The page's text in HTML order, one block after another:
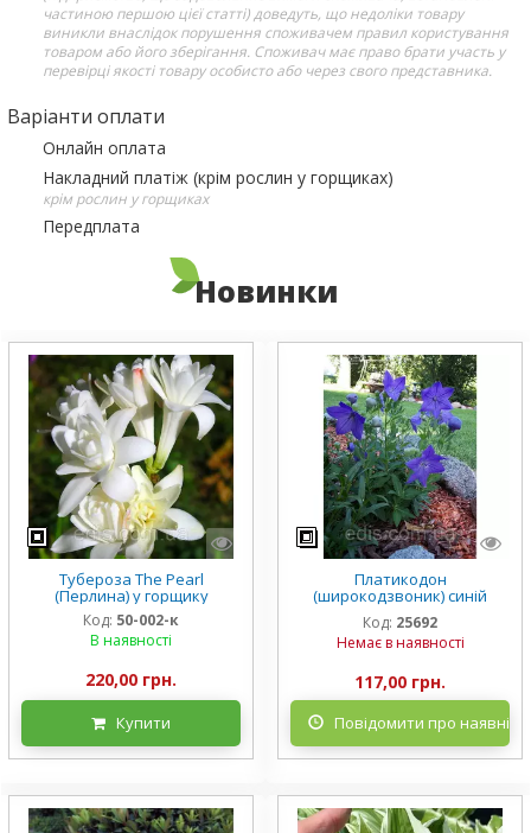
частиною першою цієї статті) доведуть, що недоліки товару
виникли внаслідок порушення споживачем правил користування
товаром або його зберігання. Споживач має право брати участь у
перевірці якості товару особисто або через свого представника.
Варіанти оплати
Онлайн оплата
Накладний платіж (крім рослин у горщиках)
крім рослин у горщиках
Передплата
Новинки
Тубероза The Pearl
(Перлина) у горщику
Код: 50-002-к
В наявності
220,00 грн.
Купити
Платикодон
(широкодзвоник) синій
низькорослий Mariesii у
горщику
Код: 25692
Немає в наявності
117,00 грн.
Повідомити про